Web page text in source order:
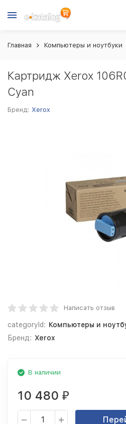
Главная Компьютеры и ноутбуки
Картридж Xerox
Cyan
Бренд: Xerox
Написать отзыв
categoryId: Компьютеры и
Бренд: Xerox
В наличии
10 480 ₽